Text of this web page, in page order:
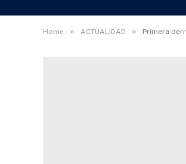
Home » ACTUALIDAD » Primera